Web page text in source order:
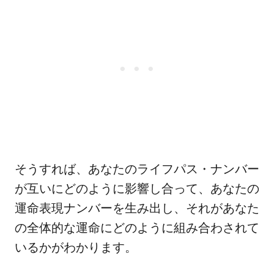
そうすれば、あなたのライフパス・ナンバー
が互いにどのように影響し合って、あなたの
運命表現ナンバーを生み出し、それがあなた
の全体的な運命にどのように組み合わされて
いるかがわかります。